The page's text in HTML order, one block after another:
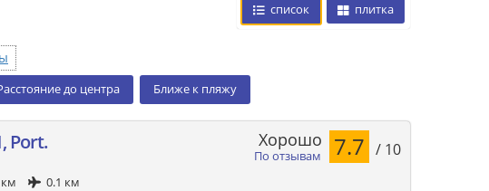
список плитка
до центра Ближе к пляжу
Port.
0.1 км
По отзывам
Хорошо 7.7 / 10